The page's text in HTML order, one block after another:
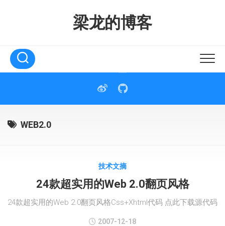
梁龙的博客
WEB2.0
技术文摘
24款超实用的Web 2.0翻页风格
24款超实用的Web 2.0翻页风格Css+Xhtml代码 点此下载源代码
2007-12-18